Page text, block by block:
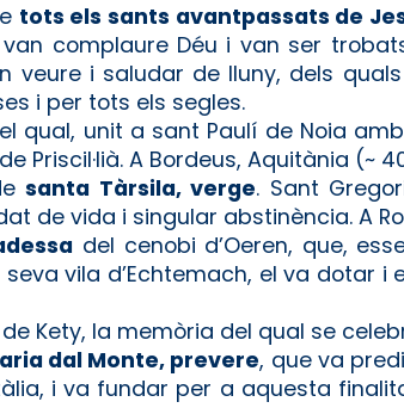
tots els sants avantpassats de
complaure Déu i van ser
veure i saludar de lluny, dels
i per tots els segles.
qual, unit a sant Paulí de Noia
Priscil·lià. A Bordeus, Aquitània (~
santa Tàrsila, verge. Sant
de vida i singular abstinència. A
del cenobi d’Oeren, que,
vila d’Echtemach, el va dotar i
Kety, la memòria del qual se
dal Monte, prevere, que va
i va fundar per a aquesta